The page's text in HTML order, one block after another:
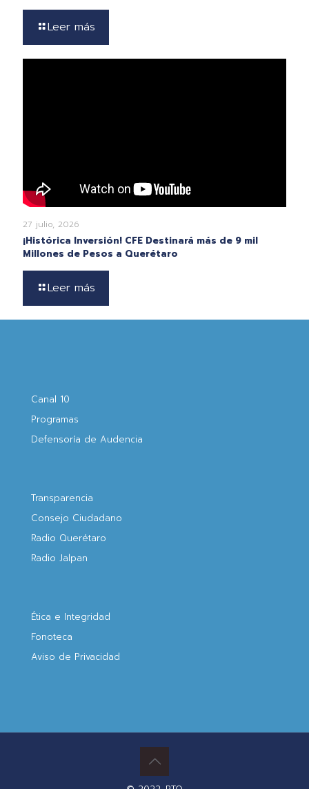
Leer más
27 julio, 2026
¡Histórica Inversión! CFE Destinará más de 9 mil
Millones de Pesos a Querétaro
Leer más
Canal 10
Programas
Defensoría de Audencia
Transparencia
Consejo Ciudadano
Radio Querétaro
Radio Jalpan
Ética e Integridad
Fonoteca
Aviso de Privacidad